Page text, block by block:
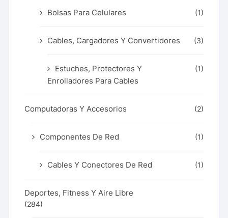
Bolsas Para Celulares (1)
Cables, Cargadores Y Convertidores (3)
Estuches, Protectores Y
Enrolladores Para Cables
(1)
Computadoras Y Accesorios (2)
Componentes De Red (1)
Cables Y Conectores De Red (1)
Deportes, Fitness Y Aire Libre
(284)